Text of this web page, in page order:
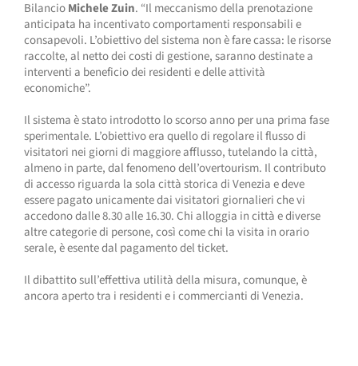
BilancioMichele Zuin. “Il meccanismo della prenotazione
anticipata ha incentivato comportamenti responsabili e
consapevoli. L’obiettivo del sistema non è fare cassa: le risorse
raccolte, al netto dei costi di gestione, saranno destinate a
interventi a beneficio dei residenti e delle attività
economiche”.
Il sistema è stato introdotto lo scorso anno per una prima fase
sperimentale. L’obiettivo era quello di regolare il flusso di
visitatori nei giorni di maggiore afflusso, tutelando la città,
almeno in parte, dal fenomeno dell’overtourism. Il contributo
di accesso riguarda la sola città storica di Venezia e deve
essere pagato unicamente dai visitatori giornalieri che vi
accedono dalle 8.30 alle 16.30. Chi alloggia in città e diverse
altre categorie di persone, così come chi la visita in orario
serale, è esente dal pagamento del ticket.
Il dibattito sull’effettiva utilità della misura, comunque, è
ancora aperto tra i residenti e i commercianti di Venezia.